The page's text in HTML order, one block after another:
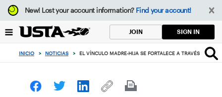
Enfoque
desde
botón
volver
principio
New!Lost your account information? Find your account!
JOIN SIGN IN
INICIO > NOTICIAS > EL VÍNCULO MADRE-HIJA SE FORTALECE A TRAVÉS DEL